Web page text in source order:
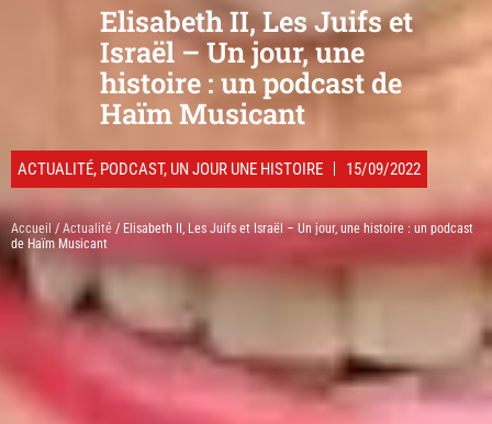
Elisabeth II, Les Juifs et
Israël – Un jour, une
histoire : un podcast de
Haïm Musicant
ACTUALITÉ, PODCAST, UN JOUR UNE HISTOIRE 15/09/2022
Accueil / Actualité / Elisabeth II, Les Juifs et Israël – Un jour, une histoire : un podcast
de Haïm Musicant